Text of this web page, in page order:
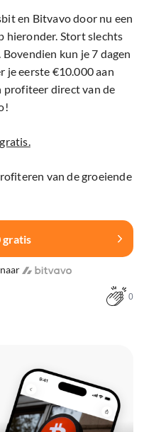
en Bitvavo door nu een
hieronder. Stort slechts
kun je 7 dagen
je eerste €10.000 aan
profiteer direct van de
van de groeiende
gratis
0